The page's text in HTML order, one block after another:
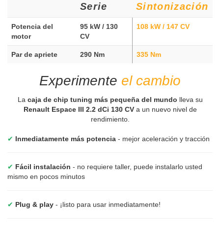
Serie Sintonización
Potencia del
motor
95 kW / 130
CV
108 kW / 147 CV
Par de apriete 290 Nm 335 Nm
Experimente el cambio
La caja de chip tuning más pequeña del mundo lleva su
Renault Espace III 2.2 dCi 130 CVa un nuevo nivel de
rendimiento.
✔ Inmediatamente más potencia - mejor aceleración y tracción
✔ Fácil instalación - no requiere taller, puede instalarlo usted
mismo en pocos minutos
✔ Plug & play - ¡listo para usar inmediatamente!